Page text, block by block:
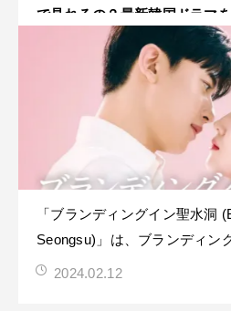
で見れるの？最新韓国ドラマ
【※Netflixでは見れません】
「ブランディングイン聖水洞
Seongsu)」は、ブランディン
の聖水洞（ソンスドン）に位
2024.02.12